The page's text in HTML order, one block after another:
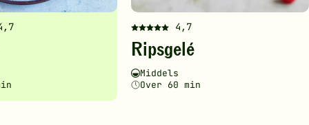
4,7
Denne
oppskriften
fått
5
Ripsgelé
Vanskelighetsgrad
Middels
Tilberedningstid
Over 60 min